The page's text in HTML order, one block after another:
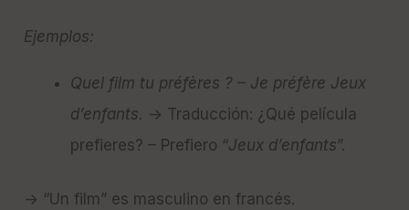
Ejemplos:
Quel film tu préfères ? – Je préfère Jeux
d’enfants. → Traducción: ¿Qué película
prefieres? – Prefiero “Jeux d’enfants”.
→ “Un film” es masculino en francés.